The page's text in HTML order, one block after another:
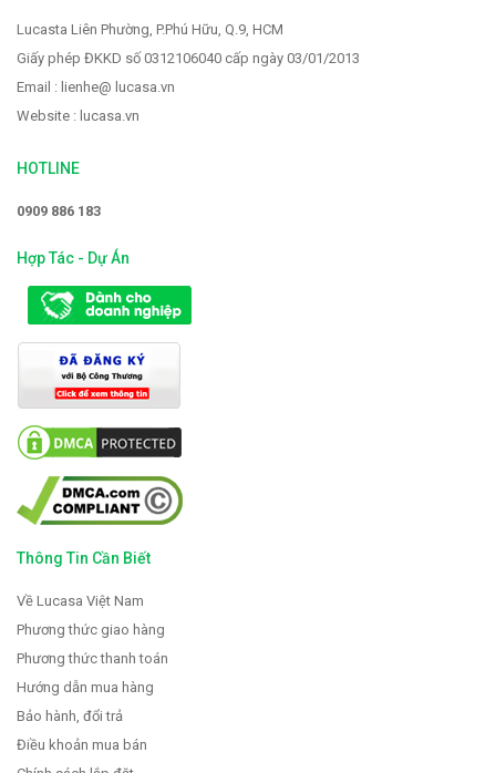
Lucasta Liên Phường, P.Phú Hữu, Q.9, HCM
Giấy phép ĐKKD số 0312106040 cấp ngày 03/01/2013
Email : lienhe@ lucasa.vn
Website : lucasa.vn
HOTLINE
0909 886 183
Hợp Tác - Dự Án
Thông Tin Cần Biết
Về Lucasa Việt Nam
Phương thức giao hàng
Phương thức thanh toán
Hướng dẫn mua hàng
Bảo hành, đổi trả
Điều khoản mua bán